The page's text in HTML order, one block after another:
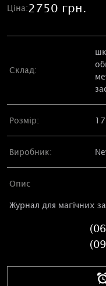
Ціна:2750 грн.
Склад:
Розмір:
Виробник:
Опис
Журнал для магічних